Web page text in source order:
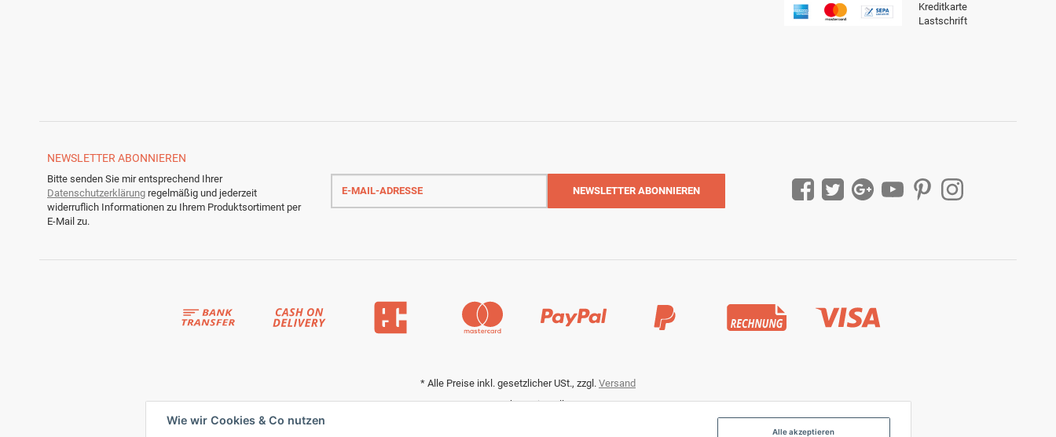
Kreditkarte
Lastschrift
NEWSLETTERABONNIEREN
Bitte senden Sie mir entsprechend Ihrer
Datenschutzerklärung regelmäßig und jederzeit
widerruflich Informationen zu Ihrem Produktsortiment per
E-Mail zu.
E-
Mail-
NEWSLETTER ABONNIEREN
* Alle Preise inkl. gesetzlicher USt., zzgl. Versand
Datenschutz-Einstellungen
Wie wir Cookies & Co nutzen
Alle akzeptieren